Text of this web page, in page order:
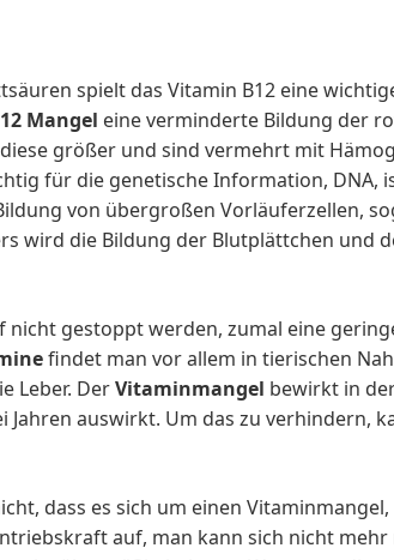
spielt das Vitamin B12 eine
Mangel eine verminderte Bildung der
größer und sind vermehrt mit
für die genetische Information, DNA,
von übergroßen Vorläuferzellen,
wird die Bildung der Blutplättchen und
gestoppt werden, zumal eine
findet man vor allem in tierischen
Leber. DerVitaminmangel bewirkt in
Jahren auswirkt. Um das zu verhindern,
dass es sich um einen
auf, man kann sich nicht